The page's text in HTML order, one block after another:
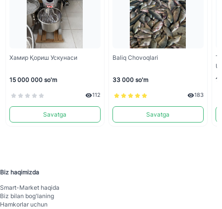
Хамир Қориш Ускунаси
15 000 000 so'm
112
Savatga
Baliq Chovoqlari
33 000 so'm
183
Savatga
1
Biz haqimizda
Smart-Mаrket haqida
Biz bilan bog'laning
Hamkorlar uchun